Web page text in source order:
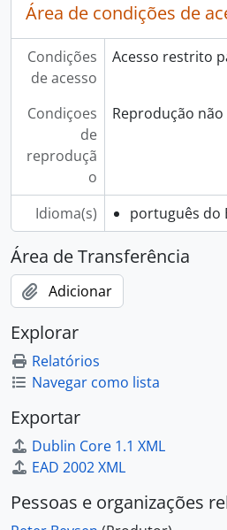
Área de condições de
Condições
de acesso
Acesso restrito
Condiçoes
de
reproduçã
o
Reprodução
Idioma(s) português do
Área de Transferência
Adicionar
Explorar
Relatórios
Navegar como lista
Exportar
Dublin Core 1.1 XML
EAD 2002 XML
Pessoas e organizações